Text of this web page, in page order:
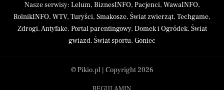
Nasze serwisy: Lelum, BiznesINFO, Pacjenci, WawaINFO,
RolnikINFO, WTV, Turyści, Smakosze, Świat zwierząt, Techgame,
Zdrogi,Antyfake, Portal parentingowy, Domek i Ogródek, Świat
gwiazd, Świat sportu, Goniec
© Pikio.pl | Copyright 2026